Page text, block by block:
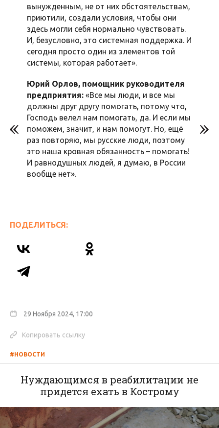
вынужденным, не от них обстоятельствам,
приютили, создали условия, чтобы они
здесь могли себя нормально чувствовать.
И, безусловно, это системная поддержка. И
сегодня просто один из элементов той
системы, которая работает».
Юрий Орлов, помощник руководителя
предприятия: «Все мы люди, и все мы
должны друг другу помогать, потому что,
Господь велел нам помогать, да. И если мы
поможем, значит, и нам помогут. Но, ещё
раз повторяю, мы русские люди, поэтому
это наша кровная обязанность – помогать!
И равнодушных людей, я думаю, в России
вообще нет».
ПОДЕЛИТЬСЯ:
29 Ноября 2024, 17:00
Копировать ссылку
#НОВОСТИ
Нуждающимся в реабилитации не
придется ехать в Кострому